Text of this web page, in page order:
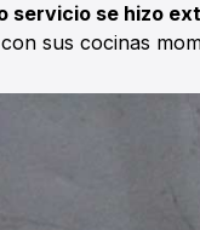
servicio se hizo
sus cocinas